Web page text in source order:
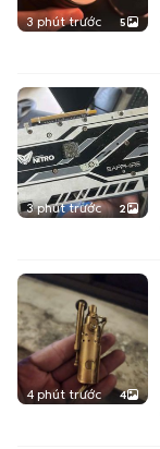
3 phút trước 5
3 phút trước 2
4 phút trước 4